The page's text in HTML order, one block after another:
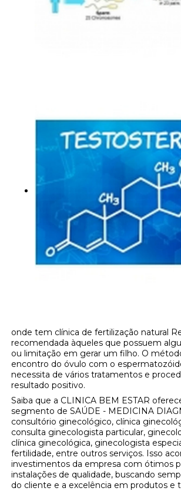
onde tem clínica de fertilização natural
recomendada àqueles que possuem
ou limitação em gerar um filho. O
encontro do óvulo com o
necessita de vários tratamentos e
resultado positivo.
Saiba que a CLINICA BEM ESTAR
segmento de SAÚDE - MEDICINA
consultório ginecológico, clínica
consulta ginecologista particular,
clínica ginecológica, ginecologista
fertilidade, entre outros serviços. Isso
investimentos da empresa com ótimos
instalações de qualidade, buscando
do cliente e a excelência em produtos e